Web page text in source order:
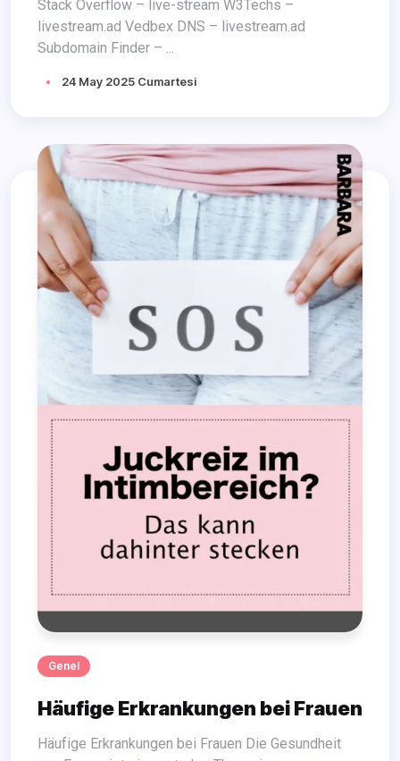
Stack Overflow – live-stream W3Techs –
livestream.ad Vedbex DNS – livestream.ad
Subdomain Finder – ...
24 May 2025 Cumartesi
Genel
Häufige Erkrankungen bei Frauen
Häufige Erkrankungen bei Frauen Die Gesundheit